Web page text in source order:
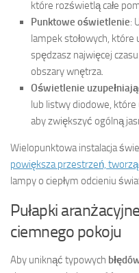
które rozświetlą całe
Punktowe oświetlenie:
lampek stołowych, które
spędzasz najwięcej
obszary wnętrza.
Oświetlenie
lub listwy diodowe,
aby zwiększyć ogólną
Wielopunktowa instalacja
powiększa przestrzeń,
lampy o ciepłym odcieniu
Pułapki
ciemnego pokoju
Aby uniknąć typowych